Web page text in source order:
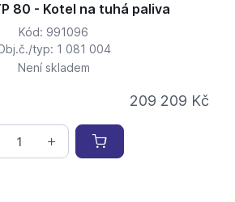
80 - Kotel na tuhá paliva
Kód: 991096
typ: 1 081 004
Není skladem
209 209 Kč